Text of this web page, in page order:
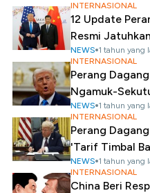
INTERNASIONAL
12 Update
Resmi
NEWS 1 tahun yang
INTERNASIONAL
Perang
Ngamuk-
NEWS 1 tahun yang
INTERNASIONAL
Perang
'Tarif Timbal
NEWS 1 tahun yang
INTERNASIONAL
China Beri